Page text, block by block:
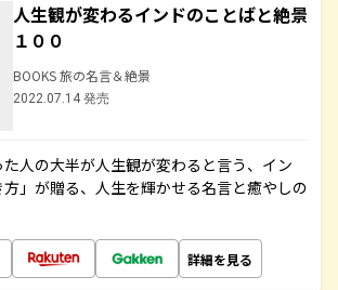
人生観が変わるインドのことばと絶景
１００
BOOKS 旅の名言＆絶景
2022.07.14 発売
人の大半が人生観が変わると言う、イン
方」が贈る、人生を輝かせる名言と癒やしの
詳細を見る